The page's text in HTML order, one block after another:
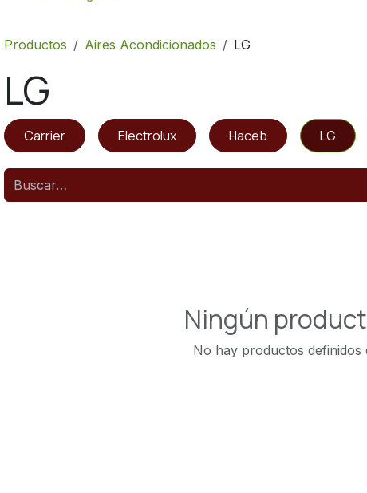
Productos Aires Acondicionados LG
LG
Carrier Electrolux Haceb LG
Ningún
No hay productos definidos